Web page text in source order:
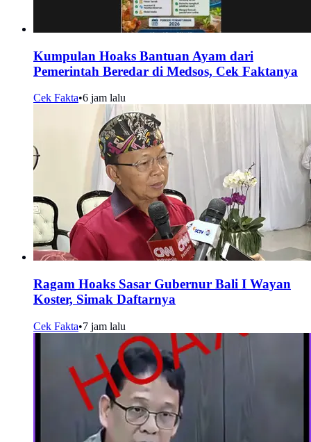
Kumpulan Hoaks Bantuan Ayam dari
Pemerintah Beredar di Medsos, Cek Faktanya
Cek Fakta•6 jam lalu
Ragam Hoaks Sasar Gubernur Bali I Wayan
Koster, Simak Daftarnya
Cek Fakta•7 jam lalu